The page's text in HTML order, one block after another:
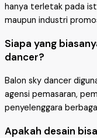
hanya terletak pada
maupun industri
Siapa yang
dancer?
Balon sky dancer
agensi pemasaran,
penyelenggara
Apakah desain